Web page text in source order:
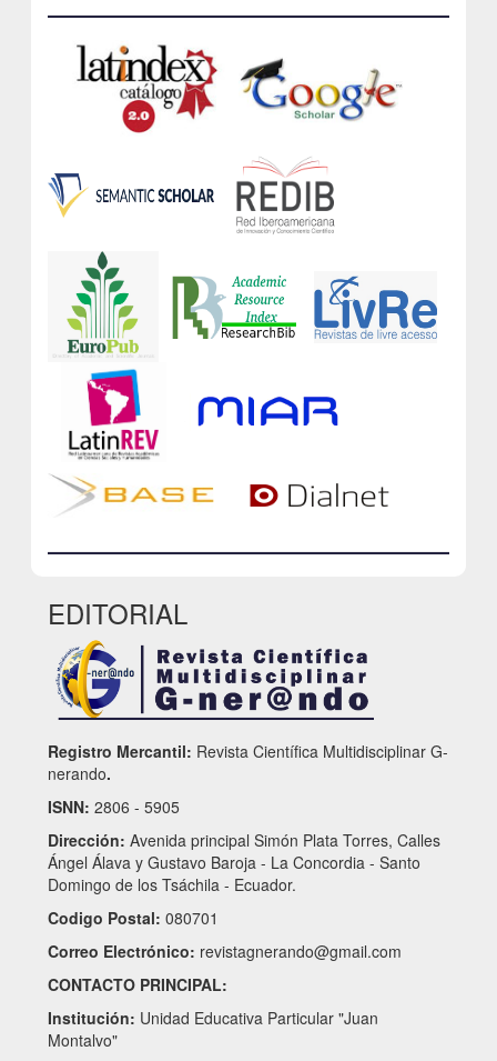
EDITORIAL
Registro Mercantil: Revista Científica Multidisciplinar G-
nerando.
ISNN: 2806 - 5905
Dirección: Avenida principal Simón Plata Torres, Calles
Ángel Álava y Gustavo Baroja - La Concordia - Santo
Domingo de los Tsáchila - Ecuador.
Codigo Postal: 080701
Correo Electrónico: revistagnerando@gmail.com
CONTACTO PRINCIPAL:
Institución: Unidad Educativa Particular "Juan
Montalvo"